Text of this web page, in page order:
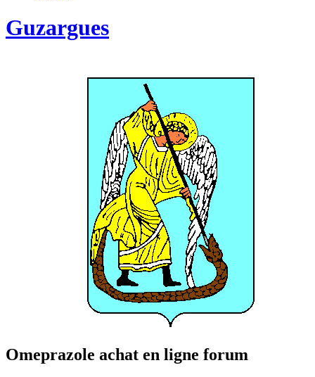
Guzargues
Omeprazole achat en ligne forum